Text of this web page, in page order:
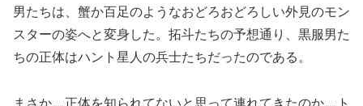
男たちは、蟹か百足のようなおどろおどろしい外見のモン
スターの姿へと変身した。拓斗たちの予想通り、黒服男た
ちの正体はハント星人の兵士たちだったのである。
まさか…正体を知られてないと思って連れてきたのか…ト